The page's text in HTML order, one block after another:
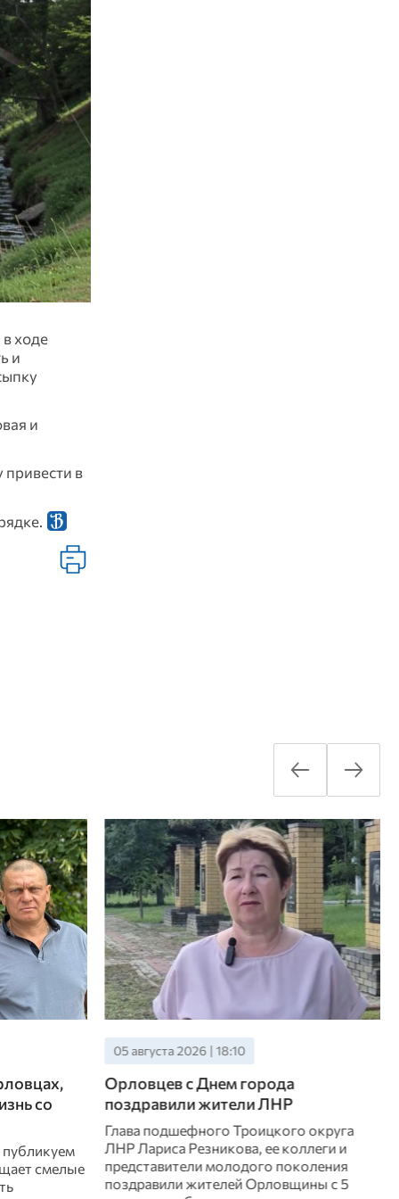
ходе
и
и
привести в
со
смелые
05 августа 2026 | 18:10
Орловцев с Днем города
поздравили жители ЛНР
Глава подшефного Троицкого округа
ЛНР Лариса Резникова, ее коллеги и
представители молодого поколения
поздравили жителей Орловщины с 5